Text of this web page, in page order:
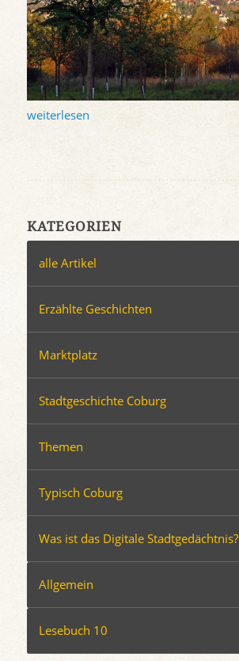
weiterlesen
KATEGORIEN
alle Artikel
Erzählte Geschichten
Marktplatz
Stadtgeschichte Coburg
Themen
Typisch Coburg
Was ist das Digitale Stadtgedächtnis?
Allgemein
Lesebuch 10